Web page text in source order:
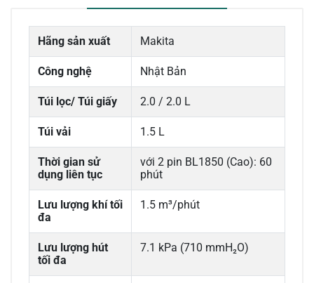
Hãng sản xuất Makita
Công nghệ Nhật Bản
Túi lọc/ Túi giấy 2.0 / 2.0 L
Túi vải 1.5 L
Thời gian sử
dụng liên tục
với 2 pin BL1850 (Cao): 60
phút
Lưu lượng khí tối
đa
1.5 m³/phút
Lưu lượng hút
tối đa
7.1 kPa (710 mmH₂O)